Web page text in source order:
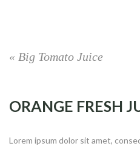
« Big Tomato Juice
ORANGE FRESH
Lorem ipsum dolor sit amet,